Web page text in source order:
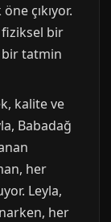
çıkıyor.
bir
bir tatmin
kalite ve
Babadağ
her
Leyla,
her